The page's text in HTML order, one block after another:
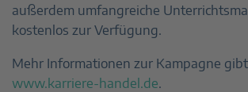
außerdem umfangreiche
kostenlos zur Verfügung.
Mehr Informationen zur Kampagne
www.karriere-handel.de.